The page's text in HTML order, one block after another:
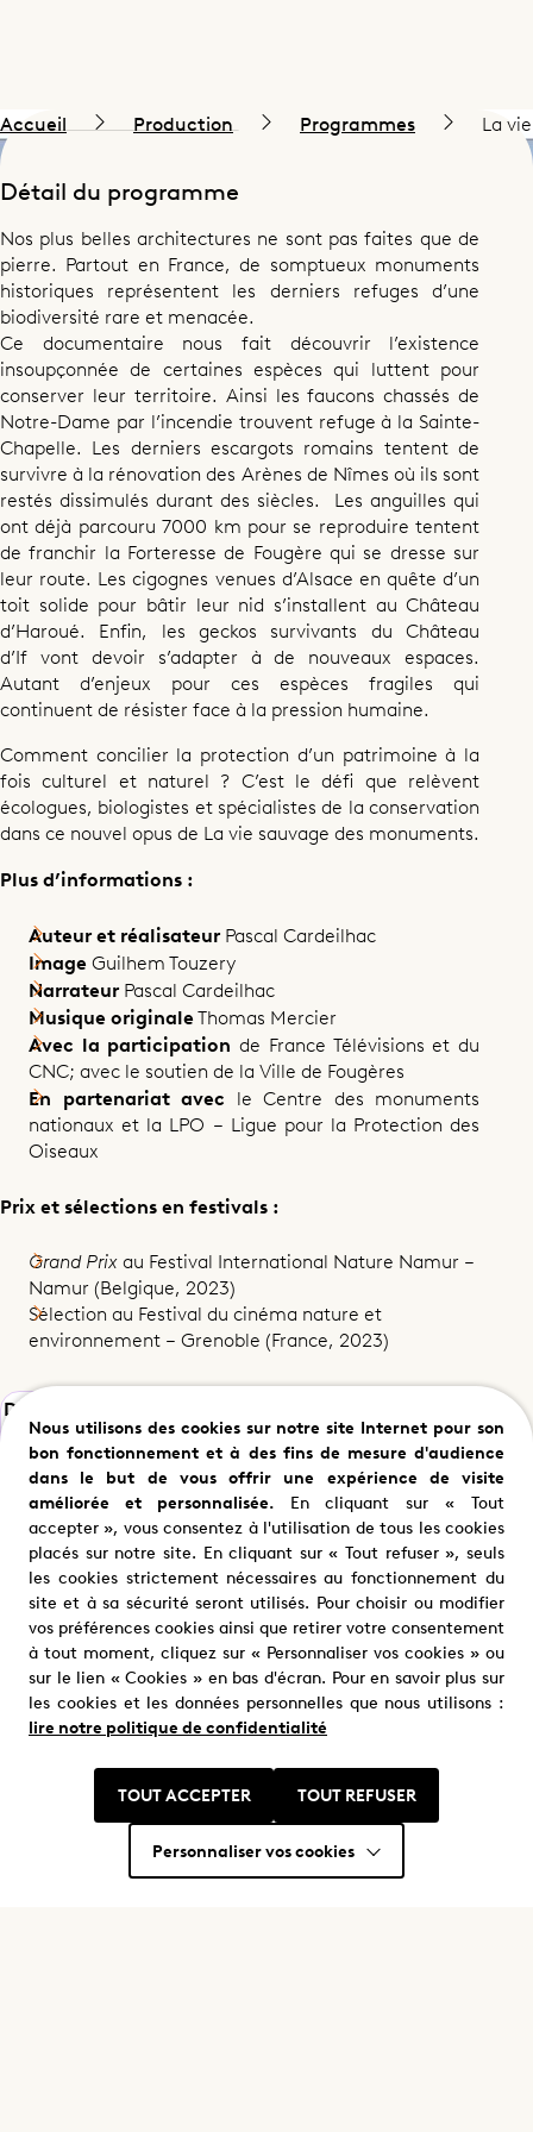
Documentaire
La vie sauvage des monuments : Les
résistants
Partager ce programme
Accueil Production Programmes La
Détail du programme
Nos plus belles architectures ne sont pas faites que de
pierre. Partout en France, de somptueux monuments
historiques représentent les derniers refuges d’une
biodiversité rare et menacée.
Ce documentaire nous fait découvrir l’existence
insoupçonnée de certaines espèces qui luttent pour
conserver leur territoire. Ainsi les faucons chassés de
Notre-Dame par l’incendie trouvent refuge à la Sainte-
Chapelle. Les derniers escargots romains tentent de
survivre à la rénovation des Arènes de Nîmes où ils sont
restés dissimulés durant des siècles. Les anguilles qui
ont déjà parcouru 7000 km pour se reproduire tentent
de franchir la Forteresse de Fougère qui se dresse sur
leur route. Les cigognes venues d’Alsace en quête d’un
toit solide pour bâtir leur nid s’installent au Château
d’Haroué. Enfin, les geckos survivants du Château
d’If vont devoir s’adapter à de nouveaux espaces.
Autant d’enjeux pour ces espèces fragiles qui
continuent de résister face à la pression humaine.
Comment concilier la protection d’un patrimoine à la
fois culturel et naturel ? C’est le défi que relèvent
écologues, biologistes et spécialistes de la conservation
dans ce nouvel opus de La vie sauvage des monuments.
Plus d’informations :
Auteur et réalisateurPascal Cardeilhac
ImageGuilhem Touzery
NarrateurPascal Cardeilhac
Musique originaleThomas Mercier
Avec la participation de France Télévisions et du
CNC; avec le soutien de la Ville de Fougères
En partenariat avec le Centre des monuments
nationaux et la LPO – Ligue pour la Protection des
Oiseaux
Prix et sélections en festivals :
Grand Prixau Festival International Nature Namur –
Namur (Belgique, 2023)
Sélection au Festival du cinéma nature et
environnement – Grenoble (France, 2023)
Diffuseur
Format 52'
Producteur(rice)
Caroline Broussaud et Alexis
Monge
Production france.tv studio
Nous trouver
Où nous trouver ?
Nous utilisons des cookies sur notre site Internet pour son
bon fonctionnement et à des fins de mesure d'audience
dans le but de vous offrir une expérience de visite
améliorée et personnalisée.En cliquant sur « Tout
accepter », vous consentez à l'utilisation de tous les cookies
placés sur notre site. En cliquant sur « Tout refuser », seuls
les cookies strictement nécessaires au fonctionnement du
site et à sa sécurité seront utilisés. Pour choisir ou modifier
vos préférences cookies ainsi que retirer votre consentement
à tout moment, cliquez sur « Personnaliser vos cookies » ou
sur le lien « Cookies » en bas d'écran. Pour en savoir plus sur
les cookies et les données personnelles que nous utilisons :
lire notre politique de confidentialité
TOUT ACCEPTER TOUT REFUSER
Personnaliser vos cookies